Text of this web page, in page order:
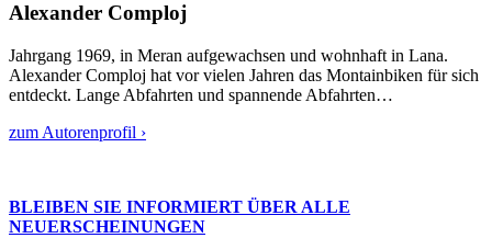
Alexander Comploj
Jahrgang 1969, in Meran aufgewachsen und wohnhaft in Lana.
Alexander Comploj hat vor vielen Jahren das Montainbiken für sich
entdeckt. Lange Abfahrten und spannende Abfahrten…
zum Autorenprofil ›
BLEIBEN SIE INFORMIERT ÜBER ALLE
NEUERSCHEINUNGEN